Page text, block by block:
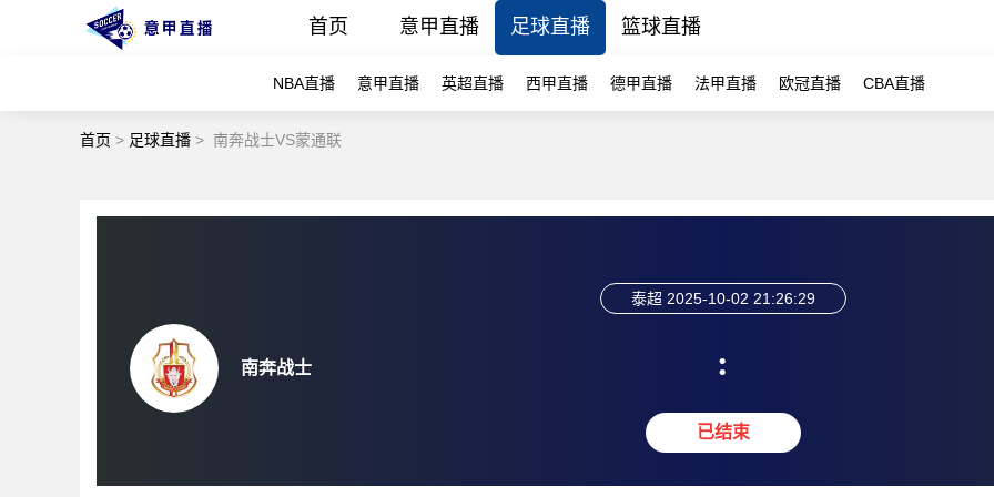
首页 意甲直播 足球直播 篮球直播
NBA直播 意甲直播 英超直播 西甲直播 德甲直播 法甲直播 欧冠直播 CBA直播
首页 > 足球直播 > 南奔战士VS蒙通联
南奔战士
泰超 2025-10-02 21:26:29
:
已结束